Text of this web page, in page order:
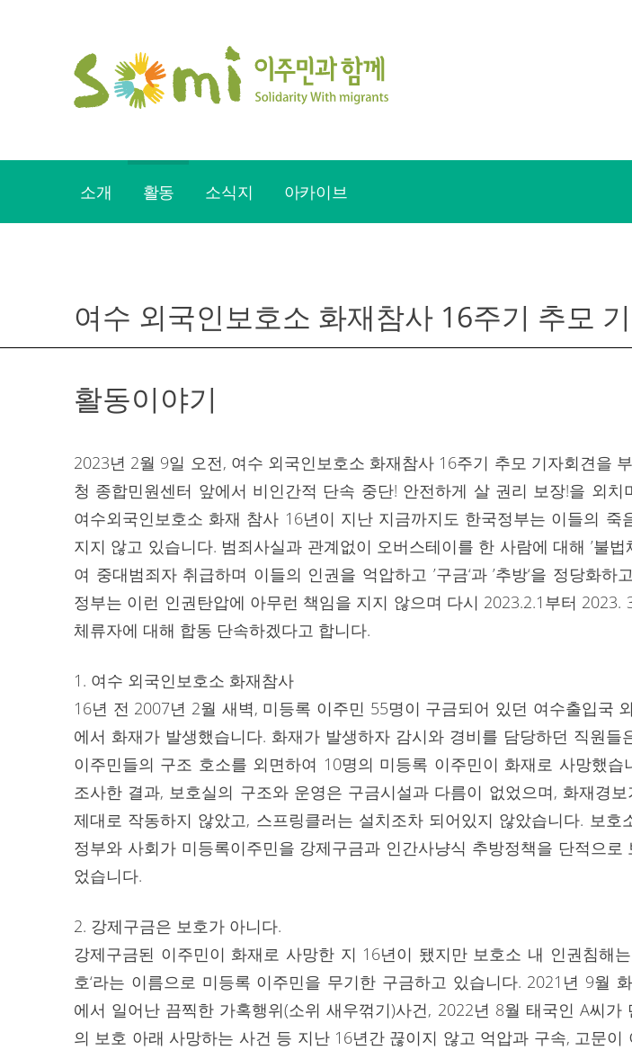
소개 활동 소식지 아카이브
여수 외국인보호소 화재참사 16주기 추모
활동이야기
2023년 2월 9일 오전, 여수 외국인보호소 화재참사 16주기 추모 기자회견을
청 종합민원센터 앞에서 비인간적 단속 중단! 안전하게 살 권리 보장!을 외치
여수외국인보호소 화재 참사 16년이 지난 지금까지도 한국정부는 이들의 죽
지지 않고 있습니다. 범죄사실과 관계없이 오버스테이를 한 사람에 대해 ’불법
여 중대범죄자 취급하며 이들의 인권을 억압하고 ’구금‘과 ’추방‘을 정당화하
정부는 이런 인권탄압에 아무런 책임을 지지 않으며 다시 2023.2.1부터 2023.
체류자에 대해 합동 단속하겠다고 합니다.
1. 여수 외국인보호소 화재참사
16년 전 2007년 2월 새벽, 미등록 이주민 55명이 구금되어 있던 여수출입국
에서 화재가 발생했습니다. 화재가 발생하자 감시와 경비를 담당하던 직원들
이주민들의 구조 호소를 외면하여 10명의 미등록 이주민이 화재로 사망했습
조사한 결과, 보호실의 구조와 운영은 구금시설과 다름이 없었으며, 화재경
제대로 작동하지 않았고, 스프링클러는 설치조차 되어있지 않았습니다. 보호
정부와 사회가 미등록이주민을 강제구금과 인간사냥식 추방정책을 단적으로
었습니다.
2. 강제구금은 보호가 아니다.
강제구금된 이주민이 화재로 사망한 지 16년이 됐지만 보호소 내 인권침해는
호‘라는 이름으로 미등록 이주민을 무기한 구금하고 있습니다. 2021년 9월
에서 일어난 끔찍한 가혹행위(소위 새우꺾기)사건, 2022년 8월 태국인 A씨가
의 보호 아래 사망하는 사건 등 지난 16년간 끊이지 않고 억압과 구속, 고문이